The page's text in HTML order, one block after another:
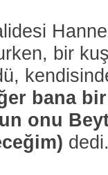
bir
bana
onu